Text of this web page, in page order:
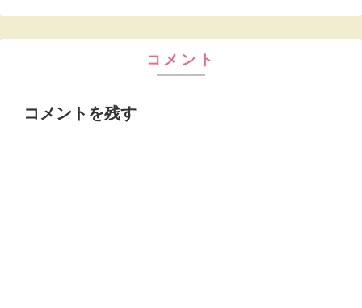
コメント
コメントを残す